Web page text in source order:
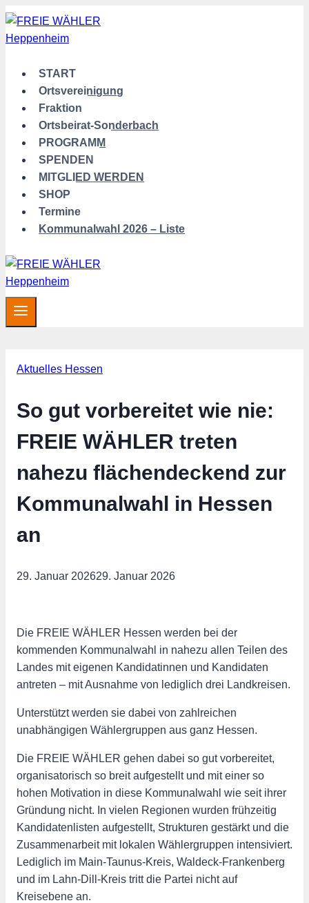
Zum
springen
START
Ortsvereinigung
Fraktion
Ortsbeirat-Sonderbach
PROGRAMM
SPENDEN
MITGLIED WERDEN
SHOP
Termine
Kommunalwahl 2026 – Liste
Aktuelles Hessen
So gut vorbereitet wie nie:
FREIE WÄHLER treten
nahezu flächendeckend zur
Kommunalwahl in Hessen
an
29. Januar 202629. Januar 2026
Die FREIE WÄHLER Hessen werden bei der
kommenden Kommunalwahl in nahezu allen Teilen des
Landes mit eigenen Kandidatinnen und Kandidaten
antreten – mit Ausnahme von lediglich drei Landkreisen.
Unterstützt werden sie dabei von zahlreichen
unabhängigen Wählergruppen aus ganz Hessen.
Die FREIE WÄHLER gehen dabei so gut vorbereitet,
organisatorisch so breit aufgestellt und mit einer so
hohen Motivation in diese Kommunalwahl wie seit ihrer
Gründung nicht. In vielen Regionen wurden frühzeitig
Kandidatenlisten aufgestellt, Strukturen gestärkt und die
Zusammenarbeit mit lokalen Wählergruppen intensiviert.
Lediglich im Main-Taunus-Kreis, Waldeck-Frankenberg
und im Lahn-Dill-Kreis tritt die Partei nicht auf
Kreisebene an.